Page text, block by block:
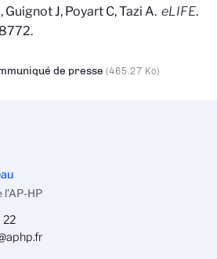
J, Poyart C, Tazi A. eLIFE.
de presse (465.27 Ko)
HP
22